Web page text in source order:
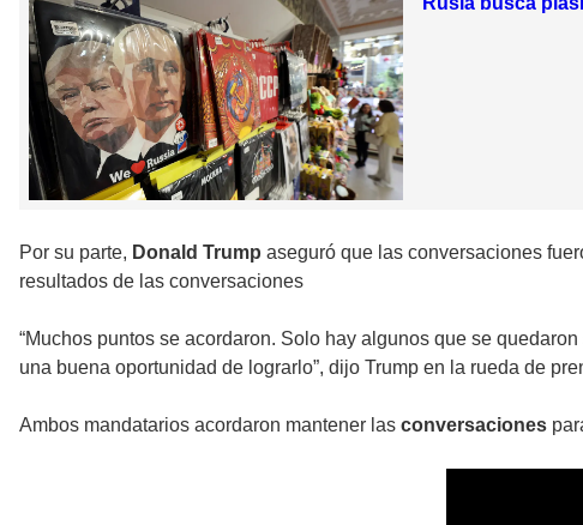
Por su parte, Donald Trump aseguró que las conversaciones
resultados de las conversaciones
“Muchos puntos se acordaron. Solo hay algunos que se
una buena oportunidad de lograrlo”, dijo Trump en la rueda de
Ambos mandatarios acordaron mantener las conversaciones